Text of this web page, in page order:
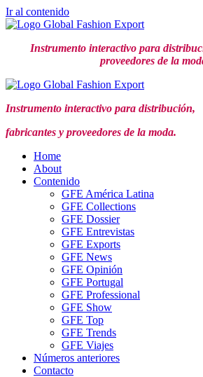
Ir al contenido
Instrumento interactivo para
proveedores de la
Instrumento interactivo para distribución,
fabricantes y proveedores de la moda.
Home
About
Contenido
GFE América Latina
GFE Collections
GFE Dossier
GFE Entrevistas
GFE Exports
GFE News
GFE Opinión
GFE Portugal
GFE Professional
GFE Show
GFE Top
GFE Trends
GFE Viajes
Números anteriores
Contacto